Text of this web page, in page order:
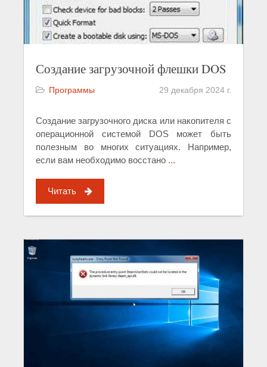
Создание загрузочной флешки DOS
Программы 29 декабря 2024 г.
Создание загрузочного диска или накопителя с
операционной системой DOS может быть
полезным во многих ситуациях. Например,
если вам необходимо восстано ...
Читать